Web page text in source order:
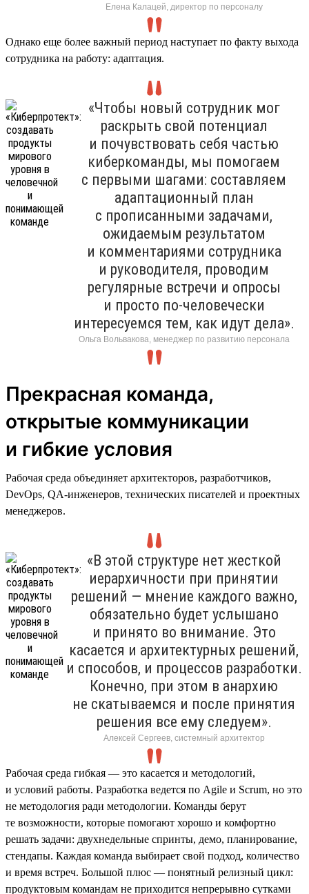
Елена Калацей, директор по персоналу
Однако еще более важный период наступает по факту выхода
сотрудника на работу: адаптация.
«Чтобы новый сотрудник мог
раскрыть свой потенциал
и почувствовать себя частью
киберкоманды, мы помогаем
с первыми шагами: составляем
адаптационный план
с прописанными задачами,
ожидаемым результатом
и комментариями сотрудника
и руководителя, проводим
регулярные встречи и опросы
и просто по-человечески
интересуемся тем, как идут дела».
Ольга Вольвакова, менеджер по развитию персонала
Прекрасная команда,
открытые коммуникации
и гибкие условия
Рабочая среда объединяет архитекторов, разработчиков,
DevOps, QA-инженеров, технических писателей и проектных
менеджеров.
«В этой структуре нет жесткой
иерархичности при принятии
решений — мнение каждого важно,
обязательно будет услышано
и принято во внимание. Это
касается и архитектурных решений,
и способов, и процессов разработки.
Конечно, при этом в анархию
не скатываемся и после принятия
решения все ему следуем».
Алексей Сергеев, системный архитектор
Рабочая среда гибкая — это касается и методологий,
и условий работы. Разработка ведется по Agile и Scrum, но это
не методология ради методологии. Команды берут
те возможности, которые помогают хорошо и комфортно
решать задачи: двухнедельные спринты, демо, планирование,
стендапы. Каждая команда выбирает свой подход, количество
и время встреч. Большой плюс — понятный релизный цикл:
продуктовым командам не приходится непрерывно сутками